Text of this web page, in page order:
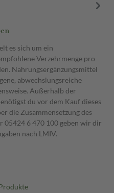
es sich um ein
Verzehrmenge pro
Nahrungsergänzungsmittel
abwechslungsreiche
Außerhalb der
du vor dem Kauf dieses
die Zusammensetzung des
05424 6 470 100 geben wir dir
nach LMIV.